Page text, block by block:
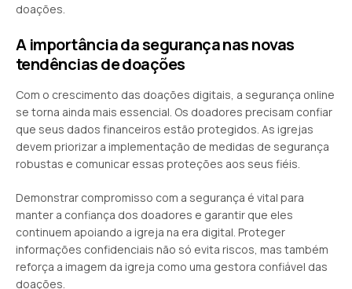
doações.
A importância da segurança nas novas
tendências de doações
Com o crescimento das doações digitais, a segurança online
se torna ainda mais essencial. Os doadores precisam confiar
que seus dados financeiros estão protegidos. As igrejas
devem priorizar a implementação de medidas de segurança
robustas e comunicar essas proteções aos seus fiéis.
Demonstrar compromisso com a segurança é vital para
manter a confiança dos doadores e garantir que eles
continuem apoiando a igreja na era digital. Proteger
informações confidenciais não só evita riscos, mas também
reforça a imagem da igreja como uma gestora confiável das
doações.